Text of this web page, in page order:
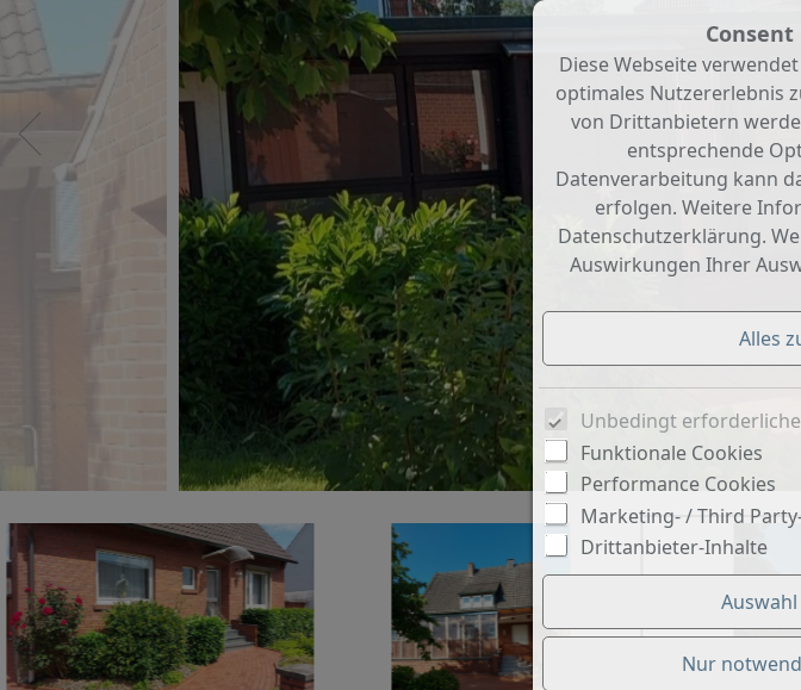
Diese Webseite
optimales Nutzererlebnis
von Drittanbietern
entsprechende
Datenverarbeitung kann
erfolgen. Weitere
Datenschutzerklärung.
Auswirkungen Ihrer
Unbedingt
Funktionale Cookies
Performance Cookies
Marketing- / Third
Drittanbieter-Inhalte